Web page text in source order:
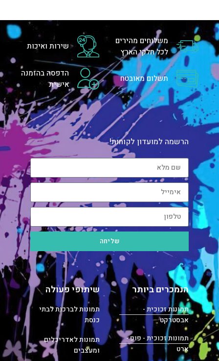
משלוחים מהירים
לכל חלקי הארץ
שירות ואיכות
תשלום מאובטח
הדפסה בהזמנה
אישית
הרשמה למועדון לקוחות!
שליחה
הנמכרים ביותר
תמונות זכוכית -
אבסטרקט
תמונות זכוכית - פופ -
ארט
שיתופי פעולה
תמונות לברכות לבתי
כנסת
תמונות לאדריכלים
ומעצבים